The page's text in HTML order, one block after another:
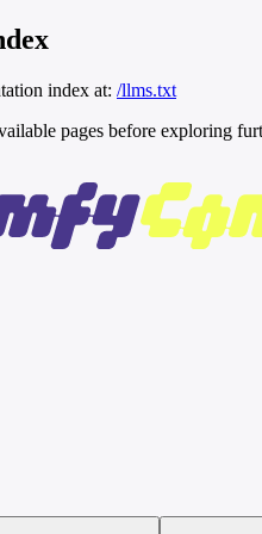
index at: /llms.txt
pages before exploring